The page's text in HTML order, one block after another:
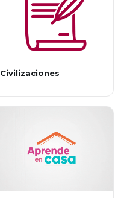
Civilizaciones